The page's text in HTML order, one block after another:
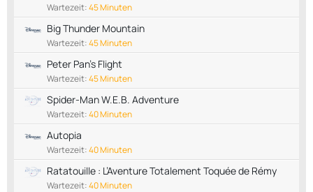
Wartezeit:45 Minuten
Big Thunder Mountain
Wartezeit:45 Minuten
Peter Pan's Flight
Wartezeit:45 Minuten
Spider-Man W.E.B. Adventure
Wartezeit:40 Minuten
Autopia
Wartezeit:40 Minuten
Ratatouille : L’Aventure Totalement Toquée de Rémy
Wartezeit:40 Minuten